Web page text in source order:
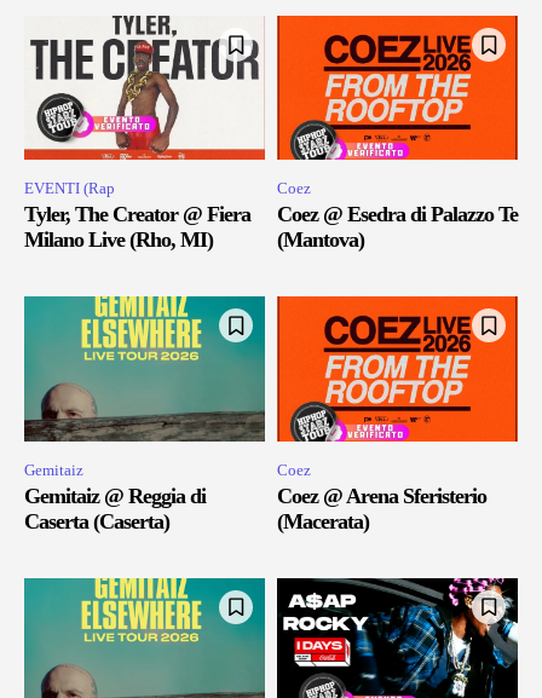
EVENTI (Rap
Tyler, The Creator @ Fiera
Milano Live (Rho, MI)
Coez
Coez @ Esedra di Palazzo Te
(Mantova)
Gemitaiz
Gemitaiz @ Reggia di
Caserta (Caserta)
Coez
Coez @ Arena Sferisterio
(Macerata)